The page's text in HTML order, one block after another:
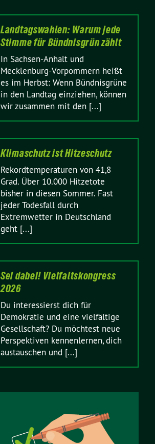
Landtagswahlen: Warum jede
Stimme für Bündnisgrün zählt
In Sachsen-Anhalt und
Mecklenburg-Vorpommern heißt
es im Herbst: Wenn Bündnisgrüne
in den Landtag einziehen, können
wir zusammen mit den [...]
Klimaschutz ist Hitzeschutz
Rekordtemperaturen von 41,8
Grad. Über 10.000 Hitzetote
bisher in diesen Sommer. Fast
jeder Todesfall durch
Extremwetter in Deutschland
geht [...]
Sei dabei! Vielfaltskongress
2026
Du interessierst dich für
Demokratie und eine vielfältige
Gesellschaft? Du möchtest neue
Perspektiven kennenlernen, dich
austauschen und [...]